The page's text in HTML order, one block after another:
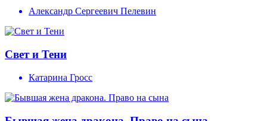
Александр Сергеевич Пелевин
Свет и Тени
Катарина Гросс